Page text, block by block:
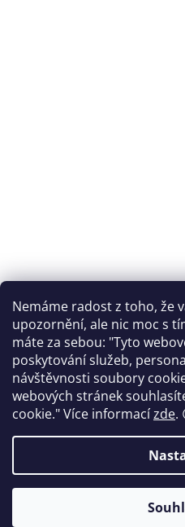
Nemáme radost z toho, že
upozornění, ale nic moc s
máte za sebou: "Tyto
poskytování služeb,
návštěvnosti soubory
webových stránek
cookie."Více informacízde.
Sledovat na
Facebook
Copyright 2026FANTOM
Upravit